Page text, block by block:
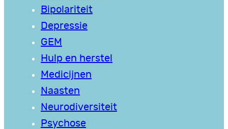
Bipolariteit
Depressie
GEM
Hulp en herstel
Medicijnen
Naasten
Neurodiversiteit
Psychose